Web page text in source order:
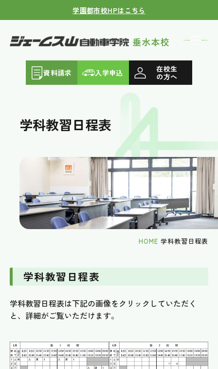
学園都市校HPはこちら
資料請求 入学申込
在校生
の方へ
学科教習日程表
HOME 学科教習日程表
学科教習日程表
学科教習日程表は下記の画像をクリックしていただく
と、詳細がご覧いただけます。